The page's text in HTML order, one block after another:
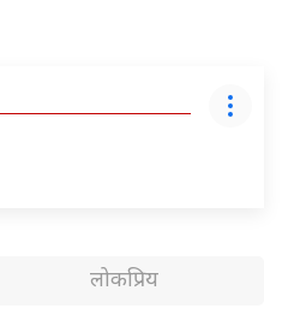
लोकप्रिय